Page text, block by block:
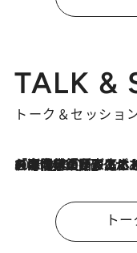
TALK &
トーク＆セッショ
2026.8.3
「今後値上げがあるとすれば…」「リスクがあるのは今年の冬」エネルギー専門家が語る、ホルムズ海峡封鎖が家庭にもたらす“ある心配”
ト